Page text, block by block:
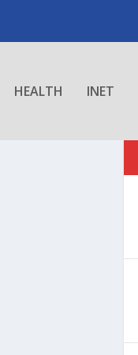
HEALTH INET